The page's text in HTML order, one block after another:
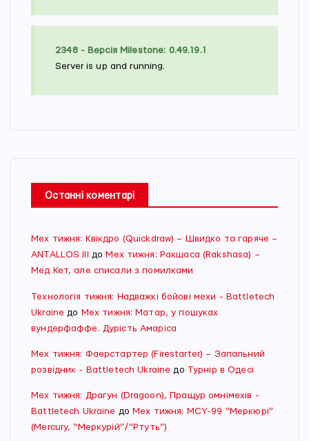
2348 - Версія Milestone: 0.49.19.1
Server is up and running.
Останні коментарі
Мех тижня: Квікдро (Quickdraw) – Швидко та гаряче –
ANTALLOS III
до Мех тижня: Ракшаса (Rakshasa) –
Мед Кет, але списали з помилками
Технологія тижня: Надважкі бойові мехи - Battletech
Ukraine до Мех тижня: Матар, у пошуках
вундерфаффе. Дурість Амаріса
Мех тижня: Фаерстартер (Firestarter) – Запальний
розвідник - Battletech Ukraine до Турнір в Одесі
Мех тижня: Драгун (Dragoon), Пращур омнімехів -
Battletech Ukraine доМех тижня: MCY-99 “Меркюрі”
(Mercury, “Меркурій”/”Ртуть”)